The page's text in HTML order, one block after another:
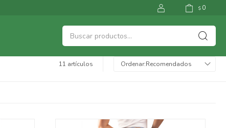
$ 0
11 artículos Recomendados